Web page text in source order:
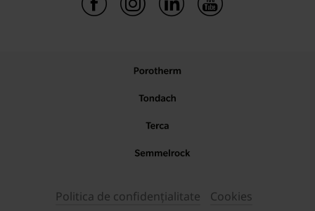
Politica de confidențialitate Cookies